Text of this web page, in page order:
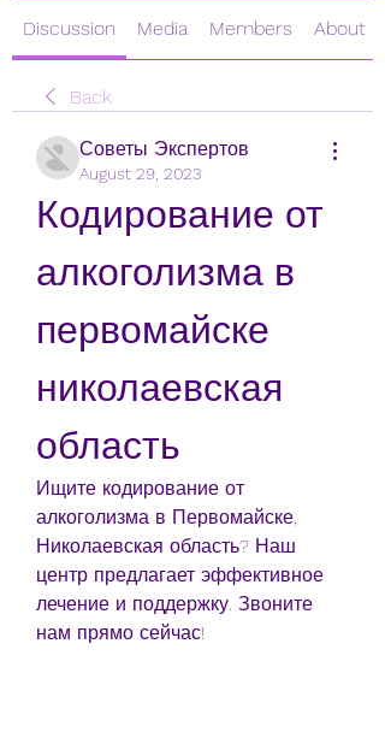
Discussion Media Members About
Back
Советы Экспертов
August 29, 2023
Кодирование от
алкоголизма в
первомайске
николаевская
область
Ищите кодирование от
алкоголизма в Первомайске,
Николаевская область? Наш
центр предлагает эффективное
лечение и поддержку. Звоните
нам прямо сейчас!